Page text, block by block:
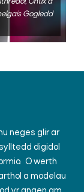
Gogledd
neges glir ar
digidol
O werth
a modelau